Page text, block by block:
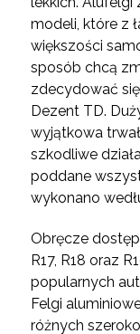
modeli, które z
większości
sposób chcą
zdecydować
Dezent TD.
wyjątkowa
szkodliwe
poddane
wykonano
Obręcze
R17, R18 oraz
popularnych
Felgi
różnych